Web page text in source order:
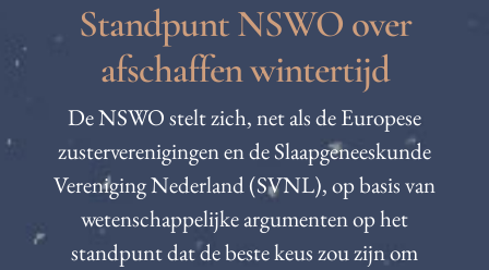
Standpunt NSWO over
afschaffen wintertijd
De NSWO stelt zich, net als de Europese
zusterverenigingen en de Slaapgeneeskunde
Vereniging Nederland (SVNL), op basis van
wetenschappelijke argumenten op het
standpunt dat de beste keus zou zijn om